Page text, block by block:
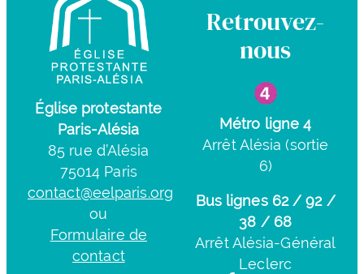
Église protestante
Paris-Alésia
85 rue d’Alésia
75014 Paris
contact@eelparis.org
ou
Formulaire de
contact
Retrouvez-
nous
Métro ligne 4
Arrêt Alésia (sortie
6)
Bus lignes 62 / 92 /
38 / 68
Arrêt Alésia-Général
Leclerc